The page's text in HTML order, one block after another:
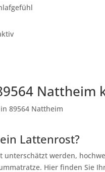
Nattheim
Lattenrost?
unterschätzt werden,
Hier finden Sie